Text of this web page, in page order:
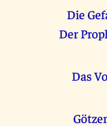
Die
Der
Das